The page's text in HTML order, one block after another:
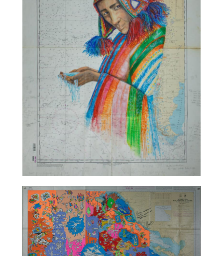
TALC02-12 – Katia Chaix